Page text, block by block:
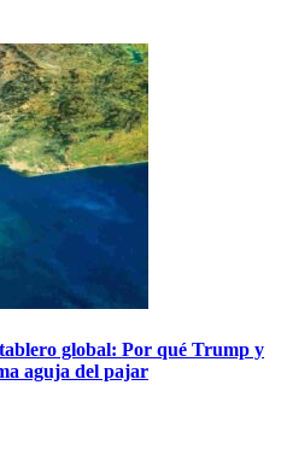
global: Por qué Trump y
aguja del pajar